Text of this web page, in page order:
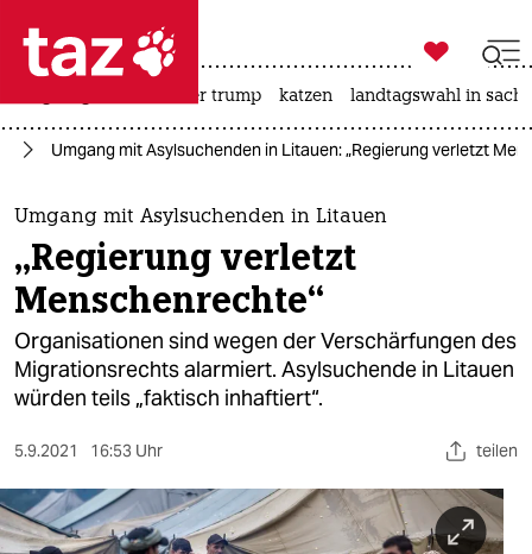
 taz zahl ich
taz zahl ich
themen
politik
öko
gesellschaft
sport
berlin

taz zahl ich
usa unter trump katzen landtagswahl in
Umgang mit Asylsuchenden in Litauen: „Regierung verletzt
Umgang mit Asylsuchenden in Litauen
„Regierung verletzt
Menschenrechte“
Organisationen sind wegen der Verschärfungen des
Migrationsrechts alarmiert. Asylsuchende in Litauen
würden teils „faktisch inhaftiert“.
5.9.2021 16:53 Uhr teilen